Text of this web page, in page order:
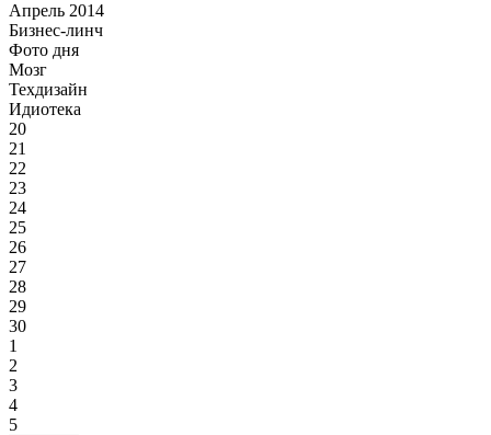
Апрель 2014
Бизнес-линч
Фото дня
Мозг
Техдизайн
Идиотека
20
21
22
23
24
25
26
27
28
29
30
1
2
3
4
5